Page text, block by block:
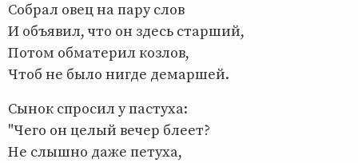
Собрал овец на пару слов
И объявил, что он здесь старший,
Потом обматерил козлов,
Чтоб не было нигде демаршей.
Сынок спросил у пастуха:
"Чего он целый вечер блеет?
Не слышно даже петуха,